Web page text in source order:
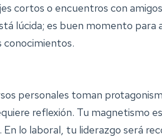
cortos o encuentros con
lúcida; es buen momento para
conocimientos.
personales toman
reflexión. Tu magnetismo
lo laboral, tu liderazgo será